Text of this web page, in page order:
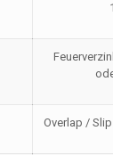
Overlap /